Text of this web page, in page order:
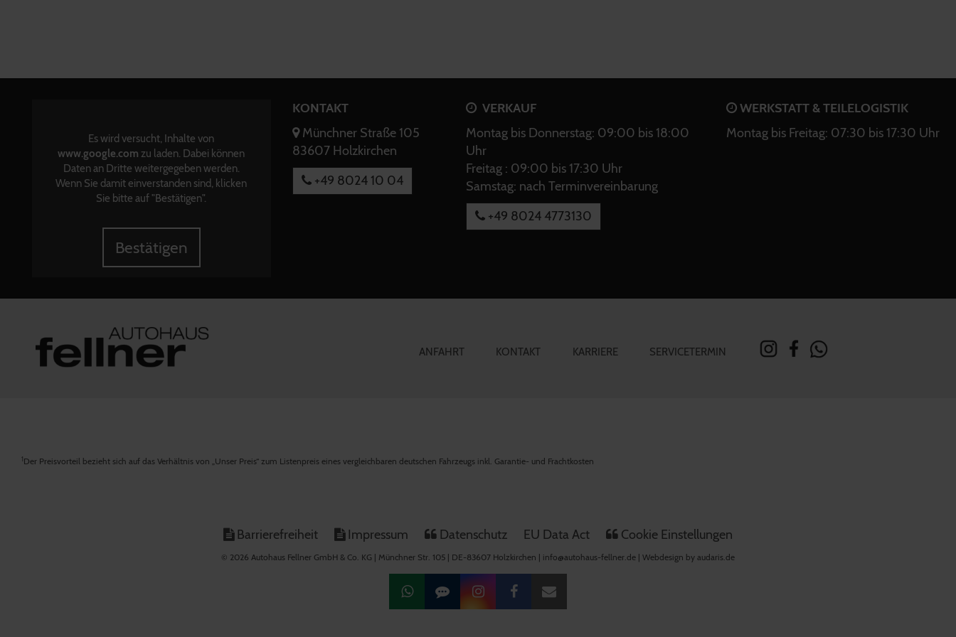
Es wird versucht, Inhalte von
www.google.com zu laden. Dabei können
Daten an Dritte weitergegeben werden.
Wenn Sie damit einverstanden sind, klicken
Sie bitte auf "Bestätigen".
Bestätigen
KONTAKT
Münchner Straße 105
83607 Holzkirchen
+49 8024 10 04
VERKAUF
Montag bis Donnerstag: 09:00 bis 18:00
Uhr
Freitag : 09:00 bis 17:30 Uhr
Samstag: nach Terminvereinbarung
+49 8024 4773130
WERKSTATT & TEILELOGISTIK
Montag bis Freitag: 07:30 bis 17:30 Uhr
ANFAHRT KONTAKT KARRIERE SERVICETERMIN
1Der Preisvorteil bezieht sich auf das Verhältnis von „Unser Preis“ zum Listenpreis eines vergleichbaren deutschen Fahrzeugs inkl. Garantie- und Frachtkosten
Barrierefreiheit Impressum Datenschutz EU Data Act Cookie Einstellungen
© 2026 Autohaus Fellner GmbH & Co. KG | Münchner Str. 105 | DE-83607 Holzkirchen | info@autohaus-fellner.de | Webdesign by audaris.de